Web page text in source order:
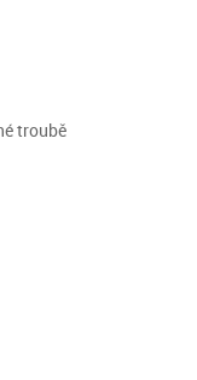
troubě